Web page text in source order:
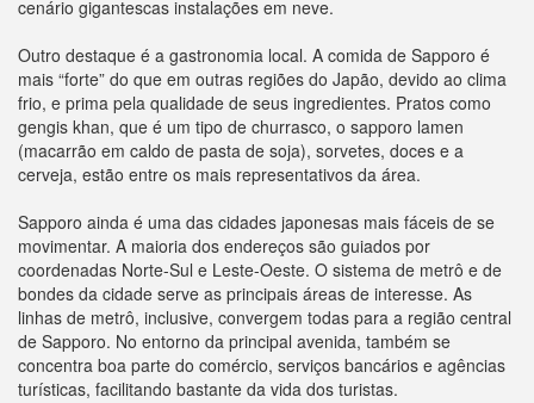
cenário gigantescas instalações em neve.
Outro destaque é a gastronomia local. A comida de Sapporo é
mais “forte” do que em outras regiões do Japão, devido ao clima
frio, e prima pela qualidade de seus ingredientes. Pratos como
gengis khan, que é um tipo de churrasco, o sapporo lamen
(macarrão em caldo de pasta de soja), sorvetes, doces e a
cerveja, estão entre os mais representativos da área.
Sapporo ainda é uma das cidades japonesas mais fáceis de se
movimentar. A maioria dos endereços são guiados por
coordenadas Norte-Sul e Leste-Oeste. O sistema de metrô e de
bondes da cidade serve as principais áreas de interesse. As
linhas de metrô, inclusive, convergem todas para a região central
de Sapporo. No entorno da principal avenida, também se
concentra boa parte do comércio, serviços bancários e agências
turísticas, facilitando bastante da vida dos turistas.